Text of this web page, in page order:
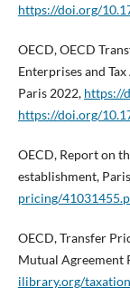
https://doi.org/
OECD, OECD
Enterprises and
Paris 2022, https://
https://doi.org/
OECD, Report on
establishment,
pricing/
OECD, Transfer
Mutual Agreement
ilibrary.org/